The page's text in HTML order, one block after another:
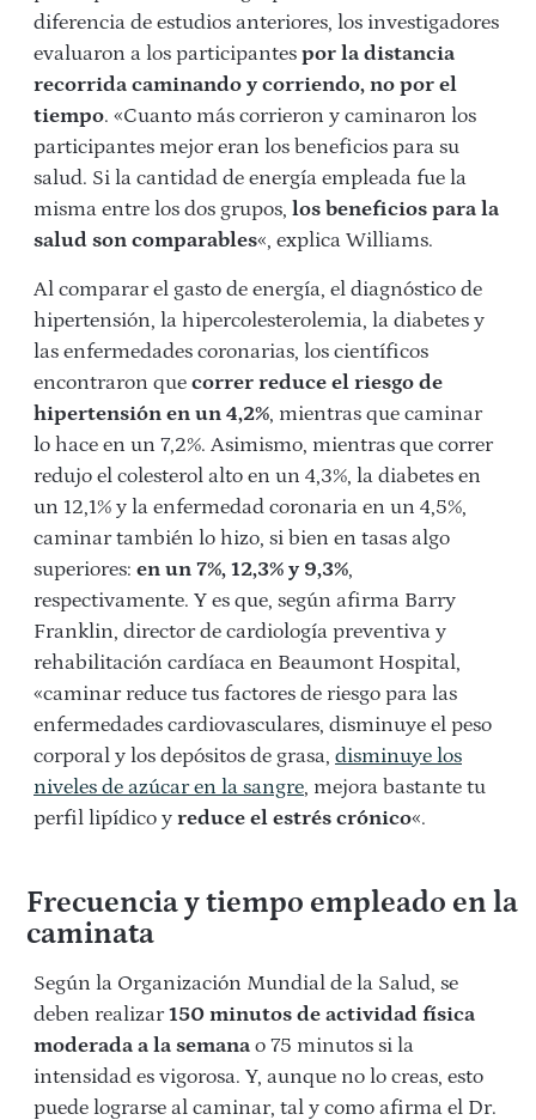
diferencia de estudios anteriores, los investigadores
evaluaron a los participantes por la distancia
recorrida caminando y corriendo, no por el
tiempo. «Cuanto más corrieron y caminaron los
participantes mejor eran los beneficios para su
salud. Si la cantidad de energía empleada fue la
misma entre los dos grupos, los beneficios para la
salud son comparables«, explica Williams.
Al comparar el gasto de energía, el diagnóstico de
hipertensión, la hipercolesterolemia, la diabetes y
las enfermedades coronarias, los científicos
encontraron que correr reduce el riesgo de
hipertensión en un 4,2%, mientras que caminar
lo hace en un 7,2%. Asimismo, mientras que correr
redujo el colesterol alto en un 4,3%, la diabetes en
un 12,1% y la enfermedad coronaria en un 4,5%,
caminar también lo hizo, si bien en tasas algo
superiores: en un 7%, 12,3% y 9,3%,
respectivamente. Y es que, según afirma Barry
Franklin, director de cardiología preventiva y
rehabilitación cardíaca en Beaumont Hospital,
«caminar reduce tus factores de riesgo para las
enfermedades cardiovasculares, disminuye el peso
corporal y los depósitos de grasa, disminuye los
niveles de azúcar en la sangre, mejora bastante tu
perfil lipídico y reduce el estrés crónico«.
Frecuencia y tiempo empleado en la
caminata
Según la Organización Mundial de la Salud, se
deben realizar150 minutos de actividad física
moderada a la semana o 75 minutos si la
intensidad es vigorosa. Y, aunque no lo creas, esto
puede lograrse al caminar, tal y como afirma el Dr.